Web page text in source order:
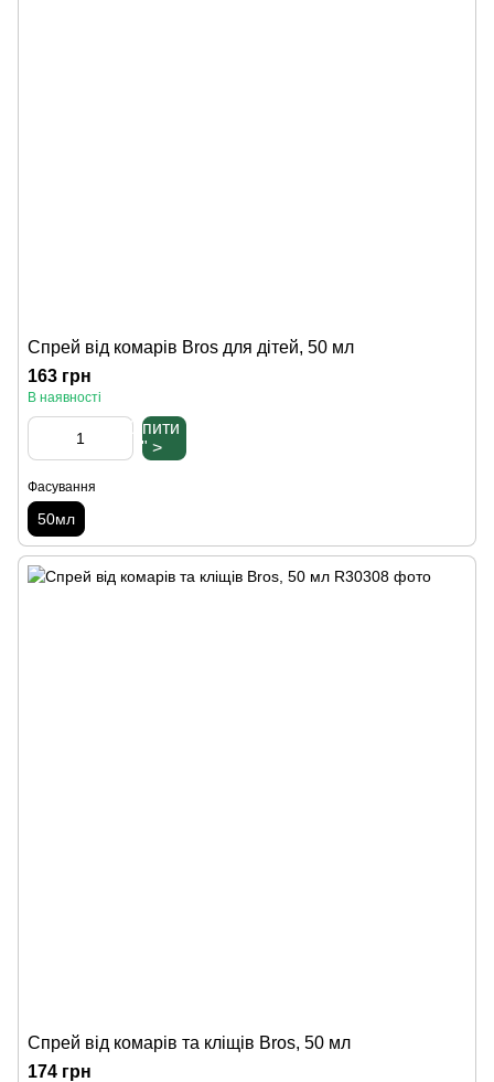
Спрей від комарів Bros для дітей, 50 мл
163 грн
В наявності
Купити
" >
Фасування
50мл
Спрей від комарів та кліщів Bros, 50 мл
174 грн